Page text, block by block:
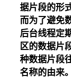
据片段的形
而为了避免
后台线程定
区的数据片
种数据片段
名称的由来。